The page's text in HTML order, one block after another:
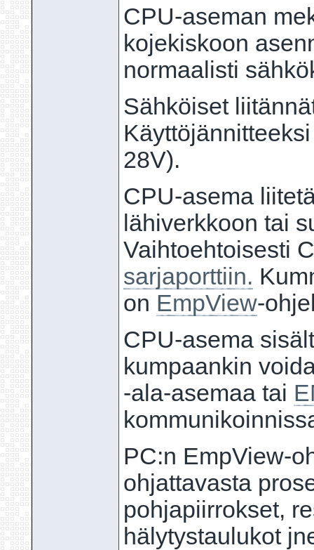
CPU-aseman
kojekiskoon
normaalisti
Sähköiset
28V).
CPU-asema
lähiverkkoon tai
Vaihtoehtoisesti
sarjaporttiin.
on EmpView-
CPU-asema
kumpaankin
-ala-asemaa tai
PC:n EmpView-
ohjattavasta
pohjapiirrokset,
hälytystaulukot